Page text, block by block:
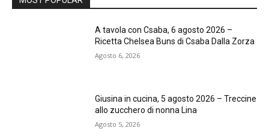
A tavola con Csaba, 6 agosto 2026 –
Ricetta Chelsea Buns di Csaba Dalla Zorza
Agosto 6, 2026
Giusina in cucina, 5 agosto 2026 – Treccine
allo zucchero di nonna Lina
Agosto 5, 2026